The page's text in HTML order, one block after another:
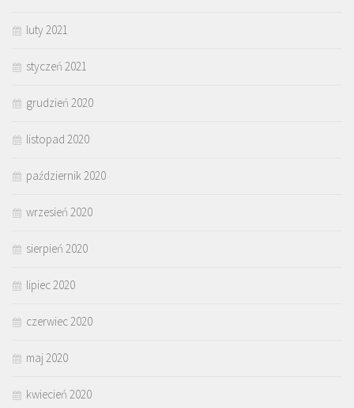
luty 2021
styczeń 2021
grudzień 2020
listopad 2020
październik 2020
wrzesień 2020
sierpień 2020
lipiec 2020
czerwiec 2020
maj 2020
kwiecień 2020